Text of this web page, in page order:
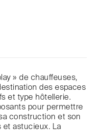
» de chauffeuses,
des espaces
et type hôtellerie.
pour permettre
construction et son
et astucieux. La